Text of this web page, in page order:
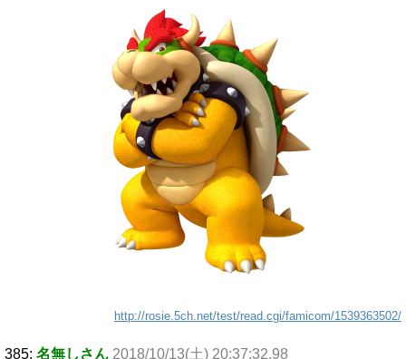
http://rosie.5ch.net/test/read.cgi/famicom/1539363502/
385: 名無しさん 2018/10/13(土) 20:37:32.98